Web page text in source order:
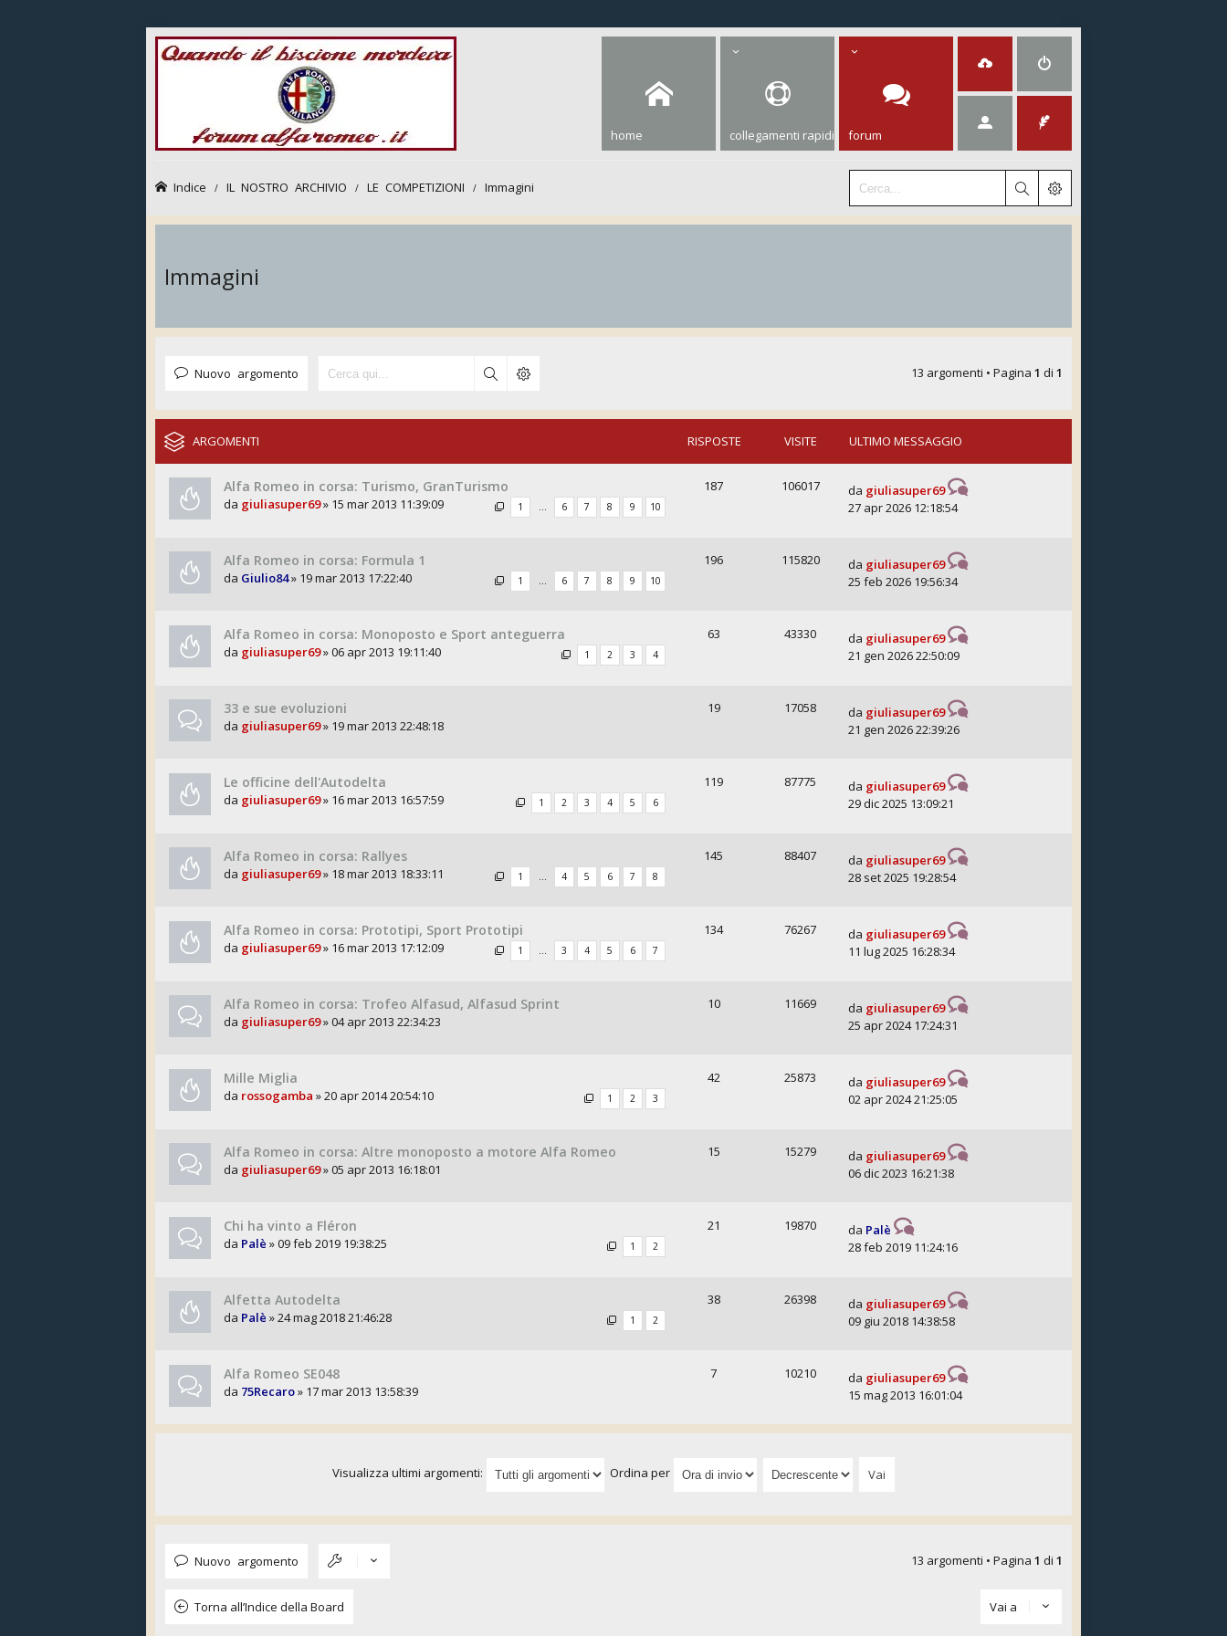
home collegamenti rapidi forum
Indice IL NOSTRO ARCHIVIO LE COMPETIZIONI Immagini
Immagini
Nuovo argomento 13 argomenti • Pagina 1 di 1
ARGOMENTI RISPOSTE VISITE ULTIMO MESSAGGIO
Alfa Romeo in corsa: Turismo, GranTurismo
1 … 6 7 8 9 10
da giuliasuper69» 15 mar 2013 11:39:09
187 106017 da giuliasuper69
27 apr 2026 12:18:54
Alfa Romeo in corsa: Formula 1
1 … 6 7 8 9 10
da Giulio84» 19 mar 2013 17:22:40
196 115820 da giuliasuper69
25 feb 2026 19:56:34
Alfa Romeo in corsa: Monoposto e Sport anteguerra
1 2 3 4
da giuliasuper69» 06 apr 2013 19:11:40
63 43330 da giuliasuper69
21 gen 2026 22:50:09
33 e sue evoluzioni
da giuliasuper69» 19 mar 2013 22:48:18
19 17058 da giuliasuper69
21 gen 2026 22:39:26
Le officine dell'Autodelta
1 2 3 4 5 6
da giuliasuper69» 16 mar 2013 16:57:59
119 87775 da giuliasuper69
29 dic 2025 13:09:21
Alfa Romeo in corsa: Rallyes
1 … 4 5 6 7 8
da giuliasuper69» 18 mar 2013 18:33:11
145 88407 da giuliasuper69
28 set 2025 19:28:54
Alfa Romeo in corsa: Prototipi, Sport Prototipi
1 … 3 4 5 6 7
da giuliasuper69» 16 mar 2013 17:12:09
134 76267 da giuliasuper69
11 lug 2025 16:28:34
Alfa Romeo in corsa: Trofeo Alfasud, Alfasud Sprint
da giuliasuper69» 04 apr 2013 22:34:23
10 11669 da giuliasuper69
25 apr 2024 17:24:31
Mille Miglia
1 2 3
da rossogamba » 20 apr 2014 20:54:10
42 25873 da giuliasuper69
02 apr 2024 21:25:05
Alfa Romeo in corsa: Altre monoposto a motore Alfa Romeo
da giuliasuper69» 05 apr 2013 16:18:01
15 15279 da giuliasuper69
06 dic 2023 16:21:38
Chi ha vinto a Fléron
1 2
da Palè » 09 feb 2019 19:38:25
21 19870 da Palè
28 feb 2019 11:24:16
Alfetta Autodelta
1 2
da Palè » 24 mag 2018 21:46:28
38 26398 da giuliasuper69
09 giu 2018 14:38:58
Alfa Romeo SE048
da 75Recaro» 17 mar 2013 13:58:39
7 10210 da giuliasuper69
15 mag 2013 16:01:04
Visualizza ultimi argomenti: Ordina per
Nuovo argomento 13 argomenti • Pagina 1 di 1
Torna all’Indice della Board Vai a